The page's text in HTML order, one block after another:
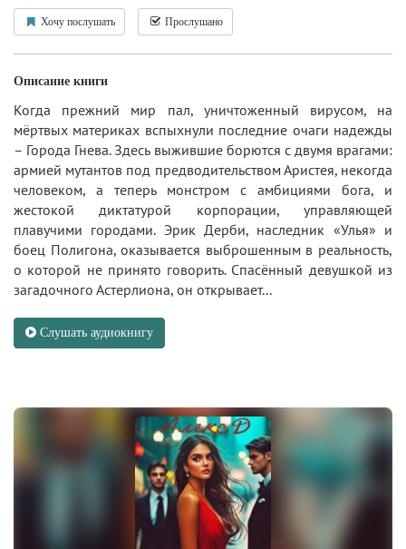
Хочу послушать Прослушано
Описание книги
Когда прежний мир пал, уничтоженный вирусом, на
мёртвых материках вспыхнули последние очаги надежды
– Города Гнева. Здесь выжившие борются с двумя врагами:
армией мутантов под предводительством Аристея, некогда
человеком, а теперь монстром с амбициями бога, и
жестокой диктатурой корпорации, управляющей
плавучими городами. Эрик Дерби, наследник «Улья» и
боец Полигона, оказывается выброшенным в реальность,
о которой не принято говорить. Спасённый девушкой из
загадочного Астерлиона, он открывает...
Слушать аудиокнигу